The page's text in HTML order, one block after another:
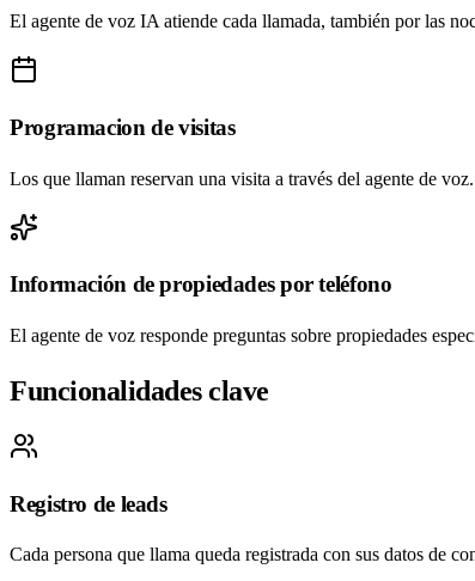
El agente de voz IA atiende cada llamada, también por las
Programacion de visitas
Los que llaman reservan una visita a través del agente de
Información de propiedades por teléfono
El agente de voz responde preguntas sobre propiedades
Funcionalidades clave
Registro de leads
Cada persona que llama queda registrada con sus datos de